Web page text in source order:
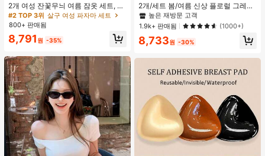
2개 여성 잔꽃무늬 여름 잠옷 세트, 반
팔 버튼업 셔츠 및 반바지, 캐주얼 라
운지웨어
#2 TOP 3위 살구 여성 파자마 세트
800+ 판매됨
8,791 원 -35%
2개/세트 봄/여름 신상 플로럴 그레이
+ 블랙 반팔 티셔츠, 여성 슬림핏 솔리
드 컬러 언더셔츠 캐주얼
#2 TOP 3위
에서 피부 친화적 여성 상의, 블라우스 & 티
높은 재방문 고객
#2 TOP 3위
에서 피부 친화적 여성 상의, 블라우스 & 티
높은 재방문 고객
#2 TOP 3위
에서 피부 친화적 여성 상의, 블라우스 & 티
높은 재방문 고객
1.9k+ 판매됨 (1000+)
8,733원 -30%